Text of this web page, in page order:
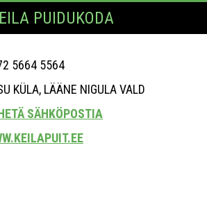
PUIDUKODA
5664 5564
KÜLA, LÄÄNE NIGULA VALD
SÄHKÖPOSTIA